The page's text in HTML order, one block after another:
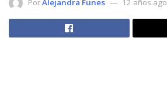
PorAlejandra Funes 12 años ago